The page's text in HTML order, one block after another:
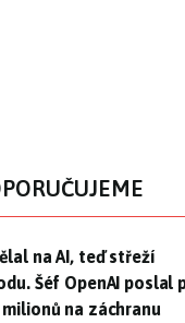
na AI, teď střeží
na AI, teď střeží
Šéf OpenAI poslal
milionů na záchranu